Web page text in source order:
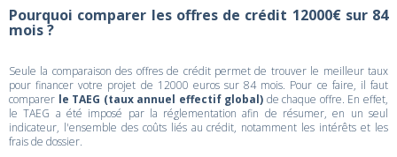
Pourquoi comparer les offres de crédit 12000€ sur 84
mois ?
Seule la comparaison des offres de crédit permet de trouver le meilleur taux
pour financer votre projet de 12000 euros sur 84 mois. Pour ce faire, il faut
comparer le TAEG (taux annuel effectif global) de chaque offre. En effet,
le TAEG a été imposé par la réglementation afin de résumer, en un seul
indicateur, l'ensemble des coûts liés au crédit, notamment les intérêts et les
frais de dossier.